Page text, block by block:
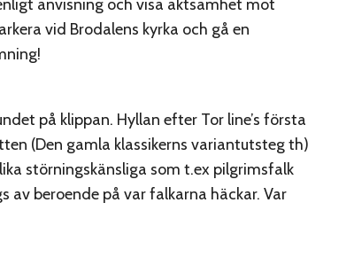
anvisning och visa aktsamhet mot
vid Brodalens kyrka och gå en
på klippan. Hyllan efter Tor line’s första
(Den gamla klassikerns variantutsteg th)
störningskänsliga som t.ex pilgrimsfalk
av beroende på var falkarna häckar. Var